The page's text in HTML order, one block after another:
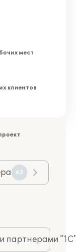
мест
клиентов
63
партнерами